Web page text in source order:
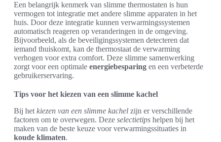
Een belangrijk kenmerk van slimme thermostaten is hun
vermogen tot integratie met andere slimme apparaten in het
huis. Door deze integratie kunnen verwarmingssystemen
automatisch reageren op veranderingen in de omgeving.
Bijvoorbeeld, als de beveiligingssystemen detecteren dat
iemand thuiskomt, kan de thermostaat de verwarming
verhogen voor extra comfort. Deze slimme samenwerking
zorgt voor een optimale energiebesparing en een verbeterde
gebruikerservaring.
Tips voor het kiezen van een slimme kachel
Bij het kiezen van een slimme kachel zijn er verschillende
factoren om te overwegen. Deze selectietips helpen bij het
maken van de beste keuze voor verwarmingssituaties in
koude klimaten.